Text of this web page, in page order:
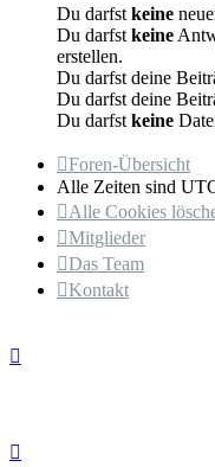
Du darfst keine
Du darfst keine
erstellen.
Du darfst deine
Du darfst deine
Du darfst keine
Foren-Übersicht
Alle Zeiten sind
Alle Cookies
Mitglieder
Das Team
Kontakt